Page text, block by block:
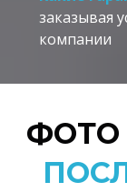
заказывая
компании